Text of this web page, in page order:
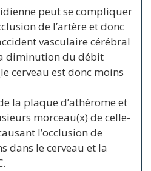
peut se compliquer
de l’artère et donc
vasculaire cérébral
diminution du débit
cerveau est donc moins
la plaque d’athérome et
morceau(x) de celle-
l’occlusion de
dans le cerveau et la